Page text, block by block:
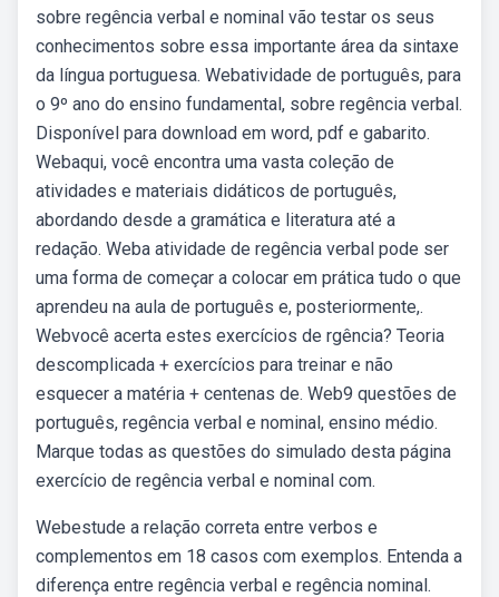
sobre regência verbal e nominal vão testar os seus
conhecimentos sobre essa importante área da sintaxe
da língua portuguesa. Webatividade de português, para
o 9º ano do ensino fundamental, sobre regência verbal.
Disponível para download em word, pdf e gabarito.
Webaqui, você encontra uma vasta coleção de
atividades e materiais didáticos de português,
abordando desde a gramática e literatura até a
redação. Weba atividade de regência verbal pode ser
uma forma de começar a colocar em prática tudo o que
aprendeu na aula de português e, posteriormente,.
Webvocê acerta estes exercícios de rgência? Teoria
descomplicada + exercícios para treinar e não
esquecer a matéria + centenas de. Web9 questões de
português, regência verbal e nominal, ensino médio.
Marque todas as questões do simulado desta página
exercício de regência verbal e nominal com.
Webestude a relação correta entre verbos e
complementos em 18 casos com exemplos. Entenda a
diferença entre regência verbal e regência nominal.